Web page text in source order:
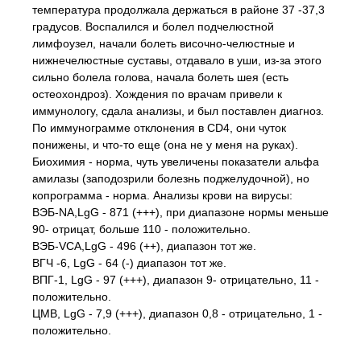
температура продолжала держаться в районе 37 -37,3
градусов. Воспалился и болел подчелюстной
лимфоузел, начали болеть височно-челюстные и
нижнечелюстные суставы, отдавало в уши, из-за этого
сильно болела голова, начала болеть шея (есть
остеохондроз). Хождения по врачам привели к
иммунологу, сдала анализы, и был поставлен диагноз.
По иммунограмме отклонения в CD4, они чуток
понижены, и что-то еще (она не у меня на руках).
Биохимия - норма, чуть увеличены показатели альфа
амилазы (заподозрили болезнь поджелудочной), но
копрограмма - норма. Анализы крови на вирусы:
ВЭБ-NA,LgG - 871 (+++), при диапазоне нормы меньше
90- отрицат, больше 110 - положительно.
ВЭБ-VCA,LgG - 496 (++), диапазон тот же.
ВГЧ -6, LgG - 64 (-) диапазон тот же.
ВПГ-1, LgG - 97 (+++), диапазон 9- отрицательно, 11 -
положительно.
ЦМВ, LgG - 7,9 (+++), диапазон 0,8 - отрицательно, 1 -
положительно.